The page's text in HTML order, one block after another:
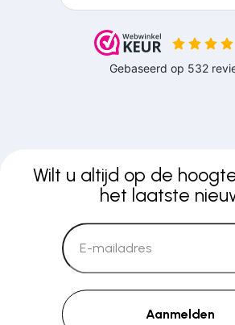
Wilt u altijd op de
het laatste
Aanmelden